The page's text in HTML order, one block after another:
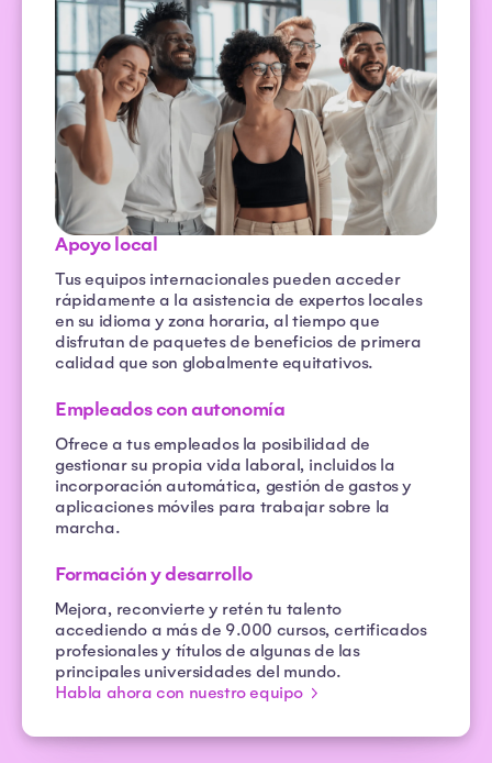
Apoyo local
Tus equipos internacionales pueden acceder
rápidamente a la asistencia de expertos locales
en su idioma y zona horaria, al tiempo que
disfrutan de paquetes de beneficios de primera
calidad que son globalmente equitativos.
Empleados con autonomía
Ofrece a tus empleados la posibilidad de
gestionar su propia vida laboral, incluidos la
incorporación automática, gestión de gastos y
aplicaciones móviles para trabajar sobre la
marcha.
Formación y desarrollo
Mejora, reconvierte y retén tu talento
accediendo a más de 9.000 cursos, certificados
profesionales y títulos de algunas de las
principales universidades del mundo.
Habla ahora con nuestro equipo